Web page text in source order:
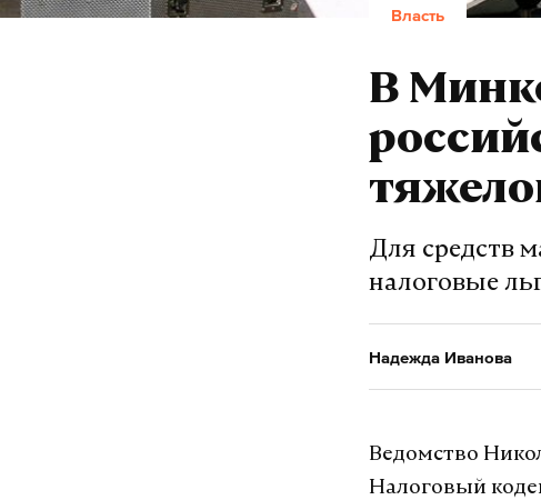
Власть
В
Для средств
налоговые
Надежда Иванова
Ведомство
Налоговый